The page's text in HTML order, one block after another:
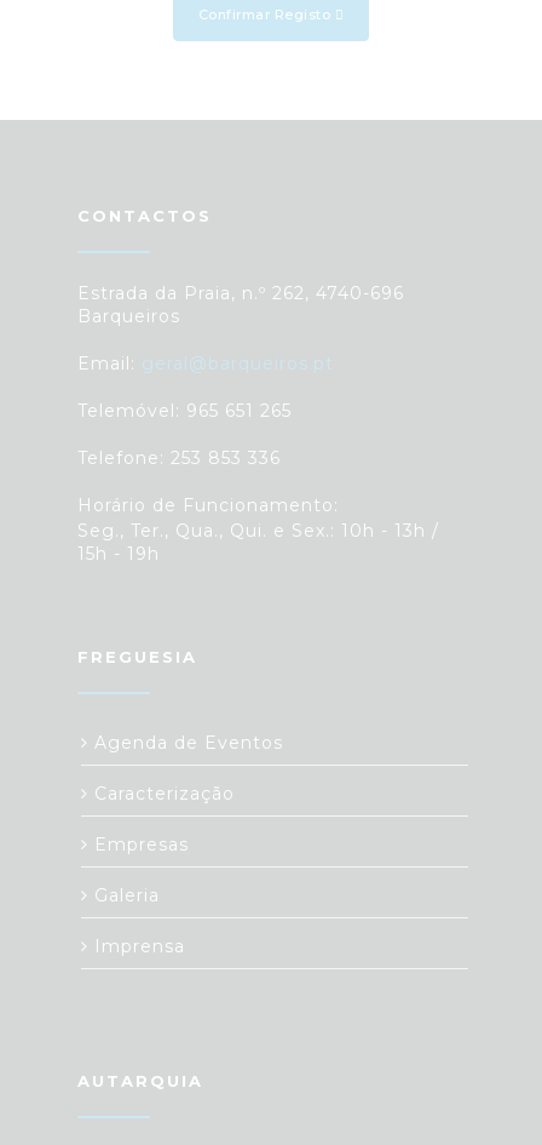
Confirmar Registo
CONTACTOS
Estrada da Praia, n.º 262, 4740-696
Barqueiros
Email: geral@barqueiros.pt
Telemóvel: 965 651 265
Telefone: 253 853 336
Horário de Funcionamento:
Seg., Ter., Qua., Qui. e Sex.: 10h - 13h /
15h - 19h
FREGUESIA
Agenda de Eventos
Caracterização
Empresas
Galeria
Imprensa
AUTARQUIA